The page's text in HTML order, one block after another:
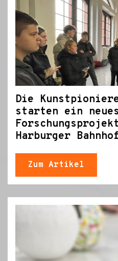
Die
starten ein neues
Harburger Bahnhof
Zum Artikel